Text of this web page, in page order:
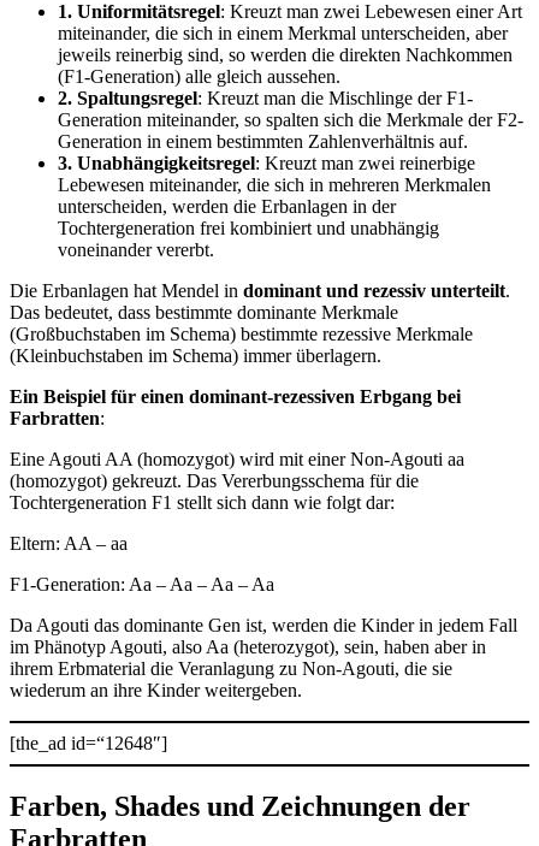
1. Uniformitätsregel: Kreuzt man zwei Lebewesen einer Art
miteinander, die sich in einem Merkmal unterscheiden, aber
jeweils reinerbig sind, so werden die direkten Nachkommen
(F1-Generation) alle gleich aussehen.
2. Spaltungsregel: Kreuzt man die Mischlinge der F1-
Generation miteinander, so spalten sich die Merkmale der F2-
Generation in einem bestimmten Zahlenverhältnis auf.
3. Unabhängigkeitsregel: Kreuzt man zwei reinerbige
Lebewesen miteinander, die sich in mehreren Merkmalen
unterscheiden, werden die Erbanlagen in der
Tochtergeneration frei kombiniert und unabhängig
voneinander vererbt.
Die Erbanlagen hat Mendel in dominant und rezessiv unterteilt.
Das bedeutet, dass bestimmte dominante Merkmale
(Großbuchstaben im Schema) bestimmte rezessive Merkmale
(Kleinbuchstaben im Schema) immer überlagern.
Ein Beispiel für einen dominant-rezessiven Erbgang bei
Farbratten:
Eine Agouti AA (homozygot) wird mit einer Non-Agouti aa
(homozygot) gekreuzt. Das Vererbungsschema für die
Tochtergeneration F1 stellt sich dann wie folgt dar:
Eltern: AA – aa
F1-Generation: Aa – Aa – Aa – Aa
Da Agouti das dominante Gen ist, werden die Kinder in jedem Fall
im Phänotyp Agouti, also Aa (heterozygot), sein, haben aber in
ihrem Erbmaterial die Veranlagung zu Non-Agouti, die sie
wiederum an ihre Kinder weitergeben.
[the_ad id=“12648″]
Farben, Shades und Zeichnungen der
Farbratten